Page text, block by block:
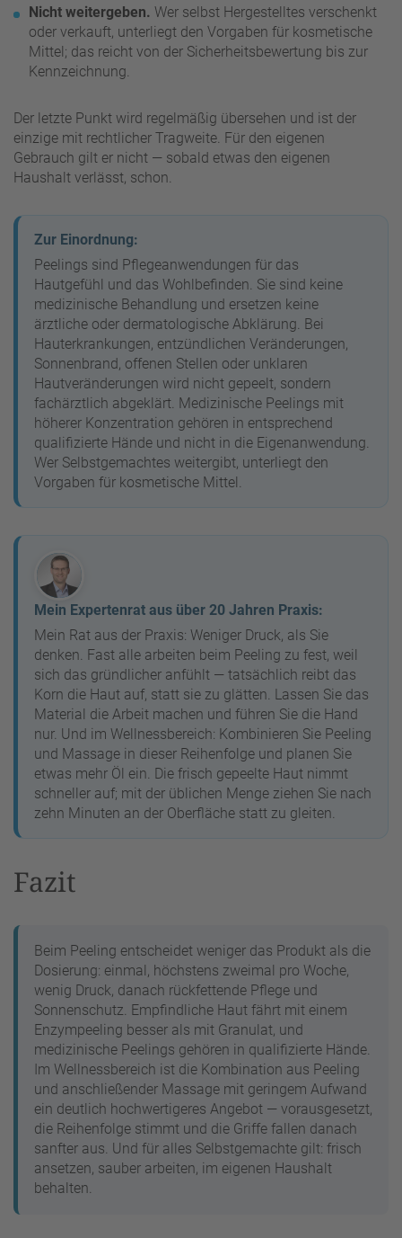
Nicht weitergeben. Wer selbst Hergestelltes verschenkt
oder verkauft, unterliegt den Vorgaben für kosmetische
Mittel; das reicht von der Sicherheitsbewertung bis zur
Kennzeichnung.
Der letzte Punkt wird regelmäßig übersehen und ist der
einzige mit rechtlicher Tragweite. Für den eigenen
Gebrauch gilt er nicht — sobald etwas den eigenen
Haushalt verlässt, schon.
Zur Einordnung:
Peelings sind Pflegeanwendungen für das
Hautgefühl und das Wohlbefinden. Sie sind keine
medizinische Behandlung und ersetzen keine
ärztliche oder dermatologische Abklärung. Bei
Hauterkrankungen, entzündlichen Veränderungen,
Sonnenbrand, offenen Stellen oder unklaren
Hautveränderungen wird nicht gepeelt, sondern
fachärztlich abgeklärt. Medizinische Peelings mit
höherer Konzentration gehören in entsprechend
qualifizierte Hände und nicht in die Eigenanwendung.
Wer Selbstgemachtes weitergibt, unterliegt den
Vorgaben für kosmetische Mittel.
Mein Expertenrat aus über 20 Jahren Praxis:
Mein Rat aus der Praxis: Weniger Druck, als Sie
denken. Fast alle arbeiten beim Peeling zu fest, weil
sich das gründlicher anfühlt — tatsächlich reibt das
Korn die Haut auf, statt sie zu glätten. Lassen Sie das
Material die Arbeit machen und führen Sie die Hand
nur. Und im Wellnessbereich: Kombinieren Sie Peeling
und Massage in dieser Reihenfolge und planen Sie
etwas mehr Öl ein. Die frisch gepeelte Haut nimmt
schneller auf; mit der üblichen Menge ziehen Sie nach
zehn Minuten an der Oberfläche statt zu gleiten.
Fazit
Beim Peeling entscheidet weniger das Produkt als die
Dosierung: einmal, höchstens zweimal pro Woche,
wenig Druck, danach rückfettende Pflege und
Sonnenschutz. Empfindliche Haut fährt mit einem
Enzympeeling besser als mit Granulat, und
medizinische Peelings gehören in qualifizierte Hände.
Im Wellnessbereich ist die Kombination aus Peeling
und anschließender Massage mit geringem Aufwand
ein deutlich hochwertigeres Angebot — vorausgesetzt,
die Reihenfolge stimmt und die Griffe fallen danach
sanfter aus. Und für alles Selbstgemachte gilt: frisch
ansetzen, sauber arbeiten, im eigenen Haushalt
behalten.